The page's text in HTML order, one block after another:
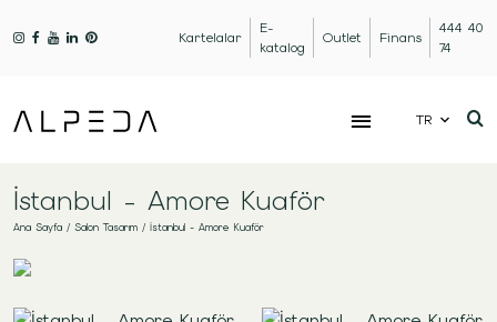
Kartelalar
E-
katalog
Outlet Finans
444 40
74
TR
İstanbul - Amore Kuaför
Ana Sayfa / Salon Tasarım / İstanbul - Amore Kuaför